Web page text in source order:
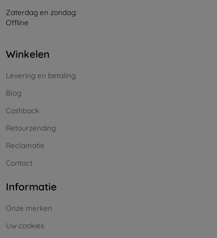
Zaterdag en zondag:
Offline
Winkelen
Levering en betaling
Blog
Cashback
Retourzending
Reclamatie
Contact
Informatie
Onze merken
Uw cookies